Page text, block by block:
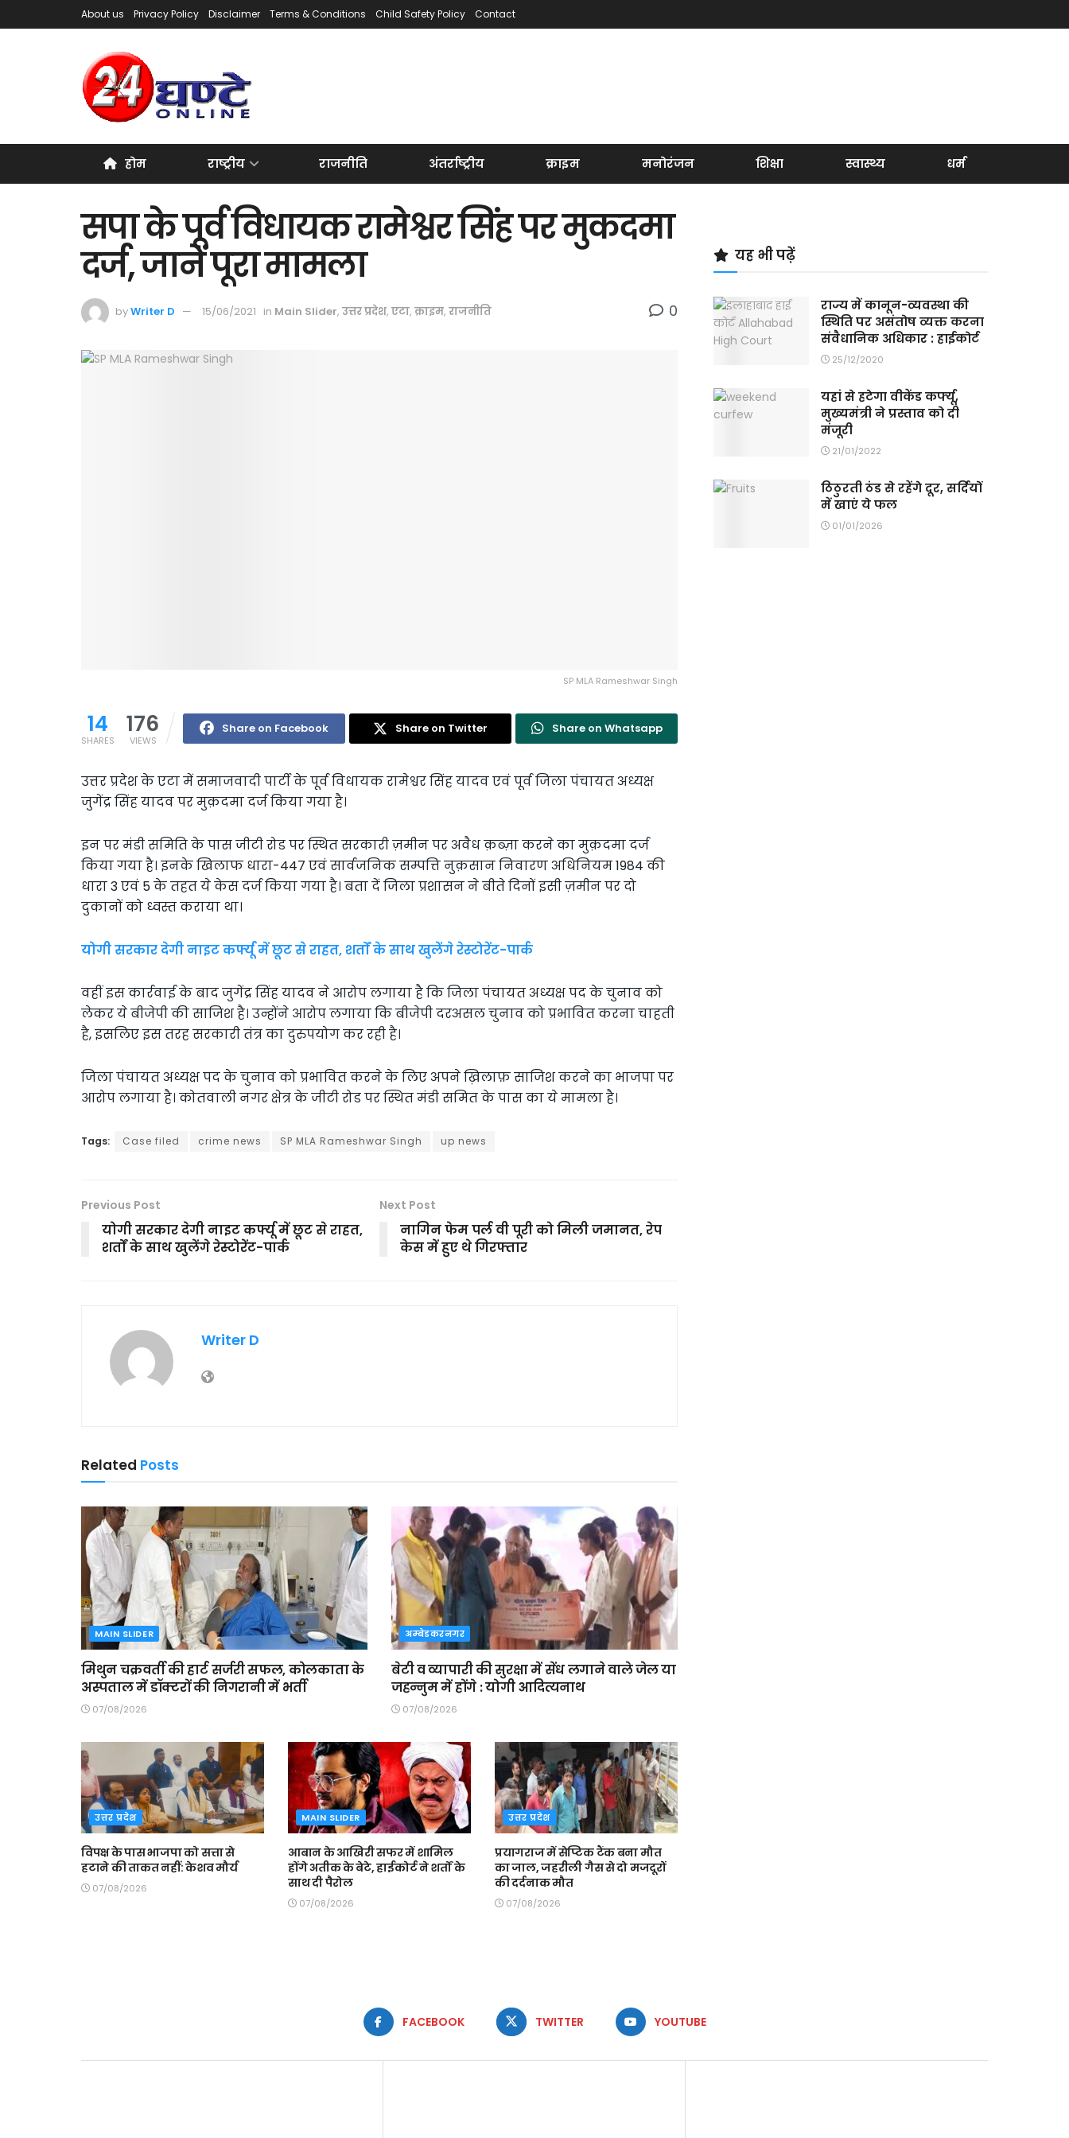
About us Privacy Policy Disclaimer Terms & Conditions Child Safety Policy Contact
होम राष्ट्रीय राजनीति अंतर्राष्ट्रीय क्राइम मनोरंजन शिक्षा स्वास्थ्य धर्म
सपा के पूर्व विधायक रामेश्वर सिंह पर मुकदमा
दर्ज, जानें पूरा मामला
byWriter D 15/06/2021 in Main Slider, उत्तर प्रदेश, एटा, क्राइम, राजनीति 0
SP MLA Rameshwar Singh
14
SHARES
176
VIEWS
Share on Facebook Share on Twitter Share on Whatsapp
उत्तर प्रदेश के एटा में समाजवादी पार्टी के पूर्व विधायक रामेश्वर सिंह यादव एवं पूर्व जिला पंचायत अध्यक्ष
जुगेंद्र सिंह यादव पर मुक़दमा दर्ज किया गया है।
इन पर मंडी समिति के पास जीटी रोड पर स्थित सरकारी ज़मीन पर अवैध क़ब्ज़ा करने का मुक़दमा दर्ज
किया गया है। इनके खिलाफ धारा-447 एवं सार्वजनिक सम्पत्ति नुक़सान निवारण अधिनियम 1984 की
धारा 3 एवं 5 के तहत ये केस दर्ज किया गया है। बता दें जिला प्रशासन ने बीते दिनों इसी ज़मीन पर दो
दुकानों को ध्वस्त कराया था।
योगी सरकार देगी नाइट कर्फ्यू में छूट से राहत, शर्तों के साथ खुलेंगे रेस्टोरेंट-पार्क
वहीं इस कार्रवाई के बाद जुगेंद्र सिंह यादव ने आरोप लगाया है कि जिला पंचायत अध्यक्ष पद के चुनाव को
लेकर ये बीजेपी की साजिश है। उन्होंने आरोप लगाया कि बीजेपी दरअसल चुनाव को प्रभावित करना चाहती
है, इसलिए इस तरह सरकारी तंत्र का दुरुपयोग कर रही है।
जिला पंचायत अध्यक्ष पद के चुनाव को प्रभावित करने के लिए अपने ख़िलाफ़ साजिश करने का भाजपा पर
आरोप लगाया है। कोतवाली नगर क्षेत्र के जीटी रोड पर स्थित मंडी समित के पास का ये मामला है।
Tags: Case filed crime news SP MLA Rameshwar Singh up news
Previous Post
योगी सरकार देगी नाइट कर्फ्यू में छूट से राहत,
शर्तों के साथ खुलेंगे रेस्टोरेंट-पार्क
Next Post
नागिन फेम पर्ल वी पूरी को मिली जमानत, रेप
केस में हुए थे गिरफ्तार
Writer D
Related Posts
MAIN SLIDER
मिथुन चक्रवर्ती की हार्ट सर्जरी सफल, कोलकाता के
अस्पताल में डॉक्टरों की निगरानी में भर्ती
07/08/2026
अम्बेडकरनगर
बेटी व व्यापारी की सुरक्षा में सेंध लगाने वाले जेल या
जहन्नुम में होंगे : योगी आदित्यनाथ
07/08/2026
उत्तर प्रदेश
विपक्ष के पास भाजपा को सत्ता से
हटाने की ताकत नहीं: केशव मौर्य
07/08/2026
MAIN SLIDER
आबान के आखिरी सफर में शामिल
होंगे अतीक के बेटे, हाईकोर्ट ने शर्तों के
साथ दी पैरोल
07/08/2026
उत्तर प्रदेश
प्रयागराज में सेप्टिक टैंक बना मौत
का जाल, जहरीली गैस से दो मजदूरों
की दर्दनाक मौत
07/08/2026
यह भी पढ़ें
राज्य में कानून-व्यवस्था की
स्थिति पर असंतोष व्यक्त करना
संवैधानिक अधिकार : हाईकोर्ट
25/12/2020
यहां से हटेगा वीकेंड कर्फ्यू,
मुख्यमंत्री ने प्रस्ताव को दी
मंजूरी
21/01/2022
ठिठुरती ठंड से रहेंगे दूर, सर्दियों
में खाएं ये फल
01/01/2026
FACEBOOK TWITTER YOUTUBE